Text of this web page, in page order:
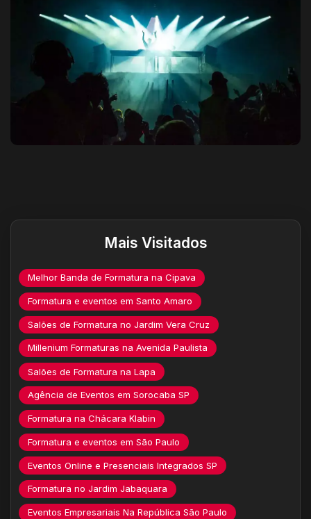
Mais Visitados
Melhor Banda de Formatura na Cipava
Formatura e eventos em Santo Amaro
Salões de Formatura no Jardim Vera Cruz
Millenium Formaturas na Avenida Paulista
Salões de Formatura na Lapa
Agência de Eventos em Sorocaba SP
Formatura na Chácara Klabin
Formatura e eventos em São Paulo
Eventos Online e Presenciais Integrados SP
Formatura no Jardim Jabaquara
Eventos Empresariais Na República São Paulo